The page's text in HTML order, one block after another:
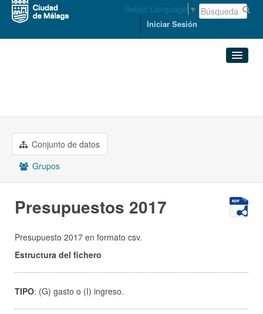
Select Language ▼
Iniciar Sesión
Grupos
Acerca de
Conjunto de datos
Grupos
Presupuestos 2017
Presupuesto 2017 en formato csv.
Estructura del fichero
TIPO: (G) gasto o (I) ingreso.